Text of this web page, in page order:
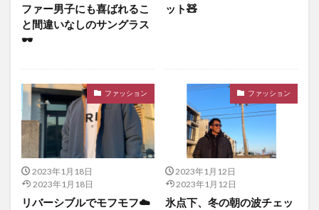
ファー男子にも喜ばれるこ
と間違いなしのサングラス
🕶
ット🧸
ファッション
2023年1月18日
2023年1月18日
リバーシブルでモフモフ☁️
ファッション
2023年1月12日
2023年1月12日
氷点下、冬の朝の波チェッ